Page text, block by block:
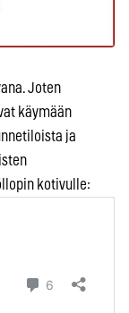
Joten
käymään
ja
kotivulle: